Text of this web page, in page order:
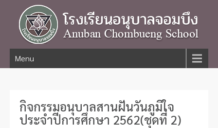
Menu
กิจกรรมอนุบาลสานฝันวันภูมิใจ
ประจำปีการศึกษา 2562(ชุดที่ 2)